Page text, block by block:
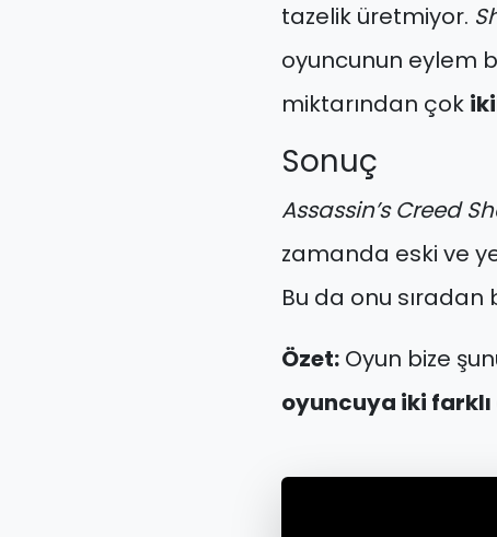
tazelik üretmiyor.
oyuncunun eylem
miktarından çok
Sonuç
Assassin’s Creed
zamanda eski ve
Bu da onu sıradan
Özet:Oyun bize
oyuncuya iki